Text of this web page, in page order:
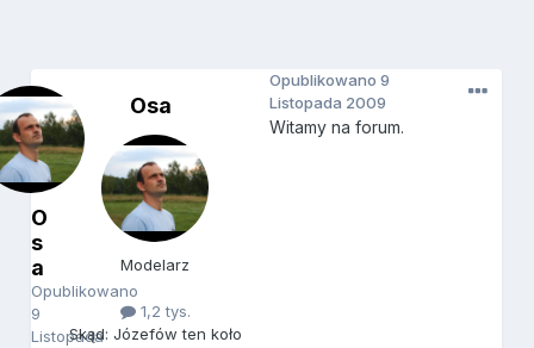
O
s
a
Opublikowano
9
Listopada
Osa
Modelarz
1,2 tys.
Skąd: Józefów ten koło
Opublikowano9
Listopada 2009
Witamy na forum.